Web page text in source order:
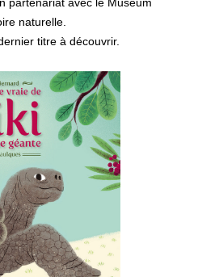
naturelle.
titre à découvrir.